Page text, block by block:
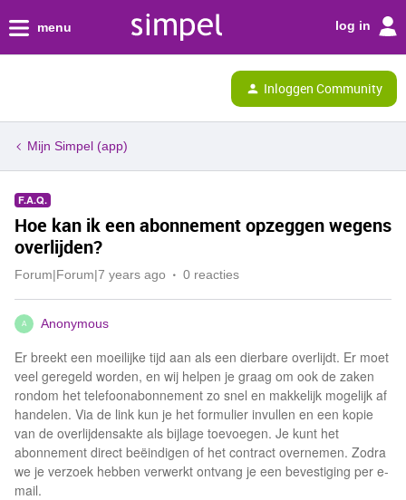
menu log in
Inloggen Community
Mijn Simpel (app)
F.A.Q.
Hoe kan ik een abonnement opzeggen wegens
overlijden?
Forum|Forum|7 years ago 0 reacties
A Anonymous
Er breekt een moeilijke tijd aan als een dierbare overlijdt. Er moet
veel geregeld worden, en wij helpen je graag om ook de zaken
rondom het telefoonabonnement zo snel en makkelijk mogelijk af
handelen. Via de link kun je het formulier invullen en een kopie
van de overlijdensakte als bijlage toevoegen. Je kunt het
abonnement direct beëindigen of het contract overnemen. Zodra
we je verzoek hebben verwerkt ontvang je een bevestiging per e-
mail.